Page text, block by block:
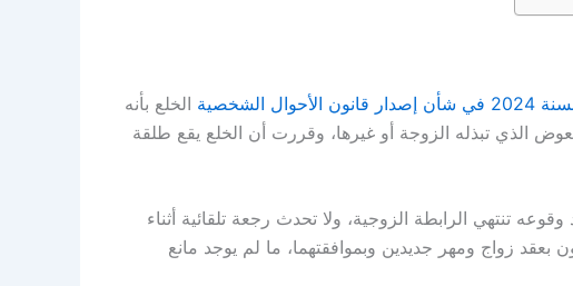
الخلع بأنه
الذي تبذله الزوجة أو غيرها، وقررت أن الخلع يقع طلقة
تنتهي الرابطة الزوجية، ولا تحدث رجعة تلقائية أثناء
بعقد زواج ومهر جديدين وبموافقتهما، ما لم يوجد مانع